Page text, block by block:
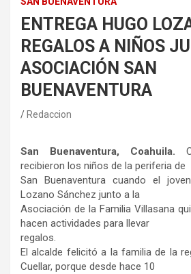
ENTREGA HUGO
REGALOS A NIÑOS
ASOCIACIÓN SAN
BUENAVENTURA
Redaccion
San Buenaventura, Coahuila.
recibieron los niños de la periferia de
San Buenaventura cuando el
Lozano Sánchez junto a la
Asociación de la Familia Villasana
hacen actividades para llevar
regalos.
El alcalde felicitó a la familia de la
Cuellar, porque desde hace 10